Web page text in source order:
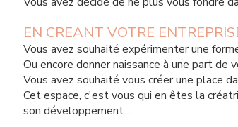
EN CREANT VOTRE
Vous avez souhaité expérimenter une
Ou encore donner naissance à une part de
Vous avez souhaité vous créer une place
Cet espace, c'est vous qui en êtes la
son développement ...